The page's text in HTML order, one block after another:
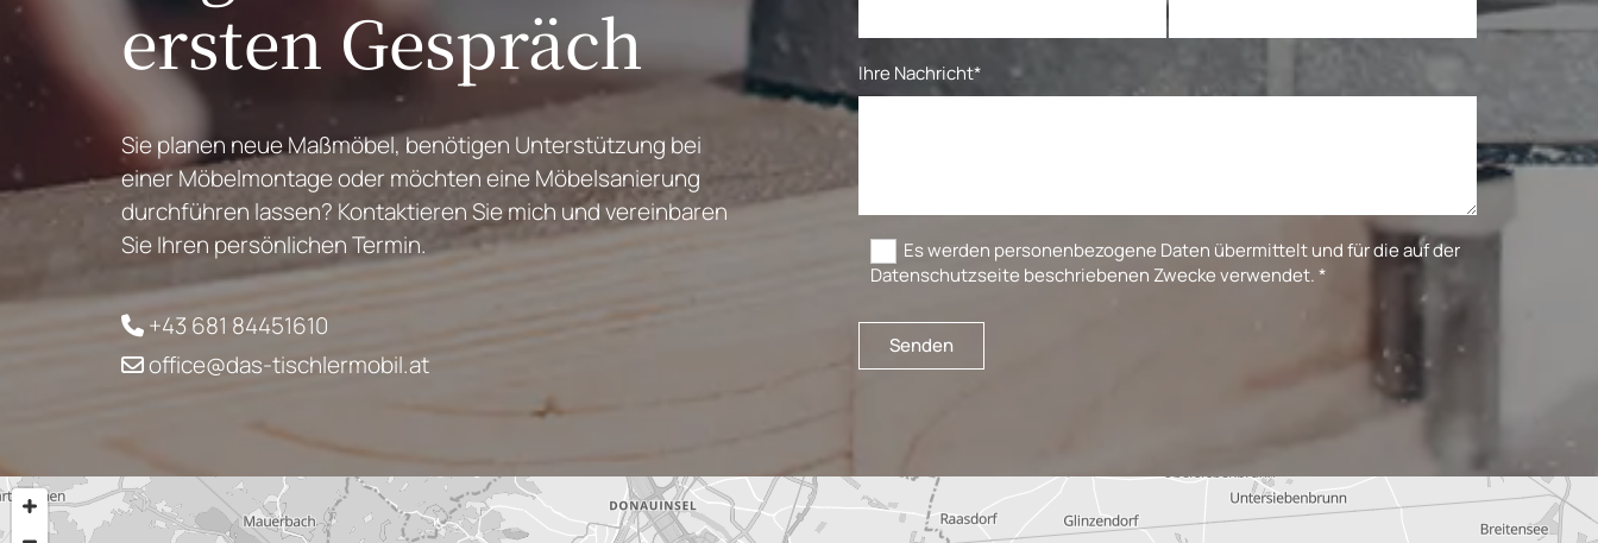
ersten Gespräch
Sie planen neue Maßmöbel, benötigen Unterstützung bei
einer Möbelmontage oder möchten eine Möbelsanierung
durchführen lassen? Kontaktieren Sie mich und vereinbaren
Sie Ihren persönlichen Termin.
 +43 681 84451610
 office@das-tischlermobil.at
Ihre Nachricht*
Es werden personenbezogene Daten übermittelt und für die auf der
Datenschutzseite beschriebenen Zwecke verwendet. *